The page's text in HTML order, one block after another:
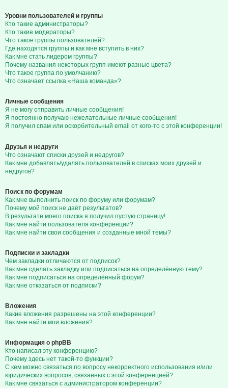
Уровни пользователей и группы
Кто такие администраторы?
Кто такие модераторы?
Что такое группы пользователей?
Где находятся группы и как мне вступить в них?
Как мне стать лидером группы?
Почему названия некоторых групп имеют разные цвета?
Что такое группа по умолчанию?
Что означает ссылка «Наша команда»?
Личные сообщения
Я не могу отправить личные сообщения!
Я постоянно получаю нежелательные личные сообщения!
Я получил спам или оскорбительный email от кого-то с этой конференции!
Друзья и недруги
Что означают списки друзей и недругов?
Как мне добавлять/удалять пользователей в списках моих друзей и
недругов?
Поиск по форумам
Как мне выполнить поиск по форуму или форумам?
Почему мой поиск не даёт результатов?
В результате моего поиска я получил пустую страницу!
Как мне найти пользователя конференции?
Как мне найти свои сообщения и созданные мной темы?
Подписки и закладки
Чем закладки отличаются от подписок?
Как мне сделать закладку или подписаться на определённую тему?
Как мне подписаться на определённый форум?
Как мне отказаться от подписки?
Вложения
Какие вложения разрешены на этой конференции?
Как мне найти мои вложения?
Информация о phpBB
Кто написал эту конференцию?
Почему здесь нет такой-то функции?
С кем можно связаться по вопросу некорректного использования и/или
юридических вопросов, связанных с этой конференцией?
Как мне связаться с администратором конференции?